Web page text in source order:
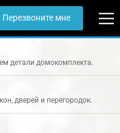
Перезвоните мне
детали домокомплекта.
дверей и перегородок.